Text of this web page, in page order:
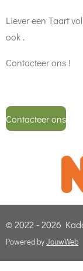
Liever een Taart
ook .
Contacteer ons !
Contacteer ons
© 2022 - 2026
Powered byJouwWeb